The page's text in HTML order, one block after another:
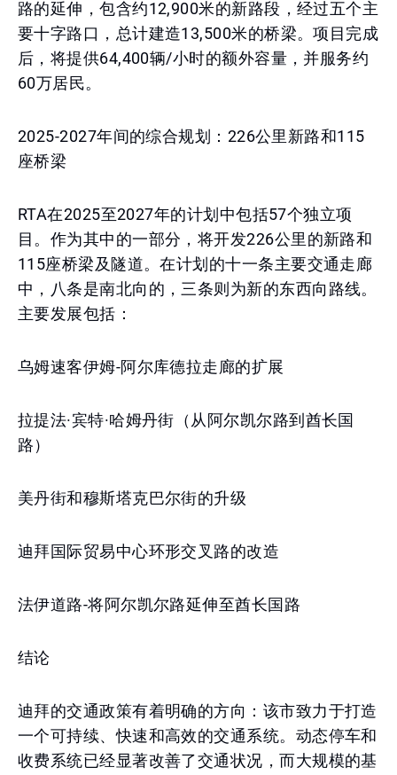
路的延伸，包含约12,900米的新路段，经过五个主
要十字路口，总计建造13,500米的桥梁。项目完成
后，将提供64,400辆/小时的额外容量，并服务约
60万居民。
2025-2027年间的综合规划：226公里新路和115
座桥梁
RTA在2025至2027年的计划中包括57个独立项
目。作为其中的一部分，将开发226公里的新路和
115座桥梁及隧道。在计划的十一条主要交通走廊
中，八条是南北向的，三条则为新的东西向路线。
主要发展包括：
乌姆速客伊姆-阿尔库德拉走廊的扩展
拉提法·宾特·哈姆丹街（从阿尔凯尔路到酋长国
路）
美丹街和穆斯塔克巴尔街的升级
迪拜国际贸易中心环形交叉路的改造
法伊道路-将阿尔凯尔路延伸至酋长国路
结论
迪拜的交通政策有着明确的方向：该市致力于打造
一个可持续、快速和高效的交通系统。动态停车和
收费系统已经显著改善了交通状况，而大规模的基